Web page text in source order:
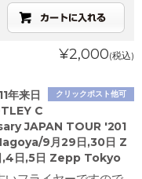
¥2,000(税込)
クリックポスト他可
年来日
C
JAPAN TOUR '201
9月29日,30日 Z
日,5日 Zepp Tokyo